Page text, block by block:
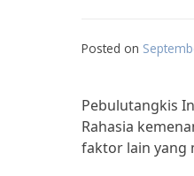
Posted on
Pebulutangkis
Rahasia
faktor lain yang